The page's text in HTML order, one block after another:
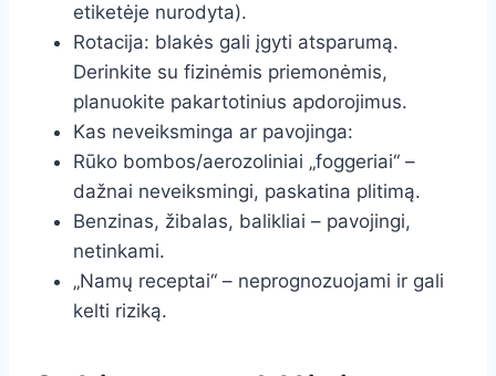
etiketėje nurodyta).
Rotacija: blakės gali įgyti atsparumą.
Derinkite su fizinėmis priemonėmis,
planuokite pakartotinius apdorojimus.
Kas neveiksminga ar pavojinga:
Rūko bombos/aerozoliniai „foggeriai“ –
dažnai neveiksmingi, paskatina plitimą.
Benzinas, žibalas, balikliai – pavojingi,
netinkami.
„Namų receptai“ – neprognozuojami ir gali
kelti riziką.